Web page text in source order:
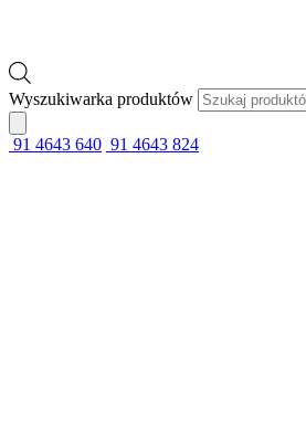
Wyszukiwarka produktów
91 4643 640 91 4643 824